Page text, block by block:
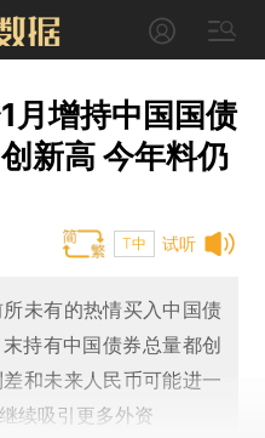
月增持中国国债
新高 今年料仍
试听
T中
未有的热情买入中国债
持有中国债券总量都创
和未来人民币可能进一
续吸引更多外资